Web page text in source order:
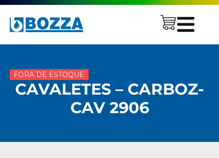
FORA DE ESTOQUE
CAVALETES – CARBOZ-
CAV 2906